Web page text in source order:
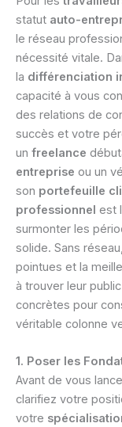
statut auto-
le réseau
nécessité vitale.
la différenciation
capacité à vous
des relations de
succès et votre
un freelance
entreprise ou un
son portefeuille
professionnel est
surmonter les
solide. Sans
pointues et la
à trouver leur
concrètes pour
véritable colonne
1. Poser les
Avant de vous
clarifiez votre
votre